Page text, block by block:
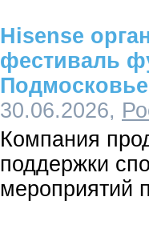
Hisense
фестиваль
Подмосковье
30.06.2026,
Компания
поддержки
мероприятий